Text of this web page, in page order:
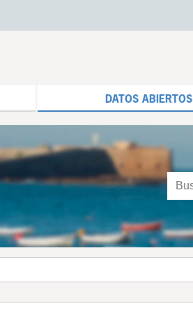
DATOS ABIERTOS